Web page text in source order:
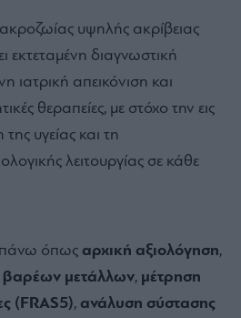
υψηλής ακρίβειας
διαγνωστική
ιατρική απεικόνιση και
θεραπείες, με στόχο την εις
υγείας και τη
λειτουργίας σε κάθε
όπως αρχική αξιολόγηση,
βαρέων μετάλλων, μέτρηση
(FRAS5), ανάλυση σύστασης